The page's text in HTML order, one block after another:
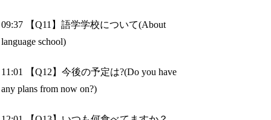
09:37 【Q11】語学学校について(About
language school)
11:01 【Q12】今後の予定は?(Do you have
any plans from now on?)